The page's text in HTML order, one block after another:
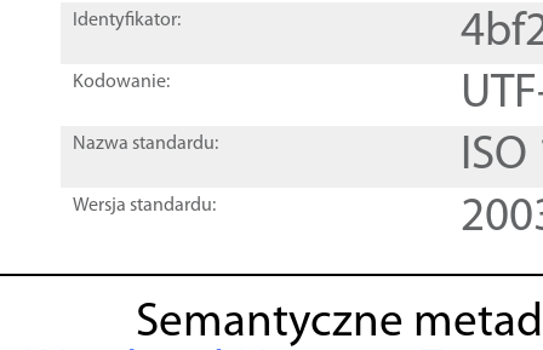
Identyfikator:
Kodowanie:
Nazwa standardu:
Wersja standardu:
Semantyczne